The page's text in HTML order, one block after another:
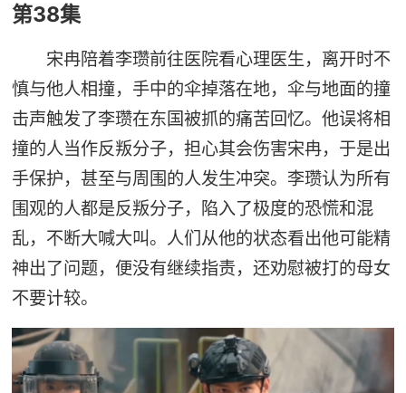
第38集
宋冉陪着李瓒前往医院看心理医生，离开时不
慎与他人相撞，手中的伞掉落在地，伞与地面的撞
击声触发了李瓒在东国被抓的痛苦回忆。他误将相
撞的人当作反叛分子，担心其会伤害宋冉，于是出
手保护，甚至与周围的人发生冲突。李瓒认为所有
围观的人都是反叛分子，陷入了极度的恐慌和混
乱，不断大喊大叫。人们从他的状态看出他可能精
神出了问题，便没有继续指责，还劝慰被打的母女
不要计较。